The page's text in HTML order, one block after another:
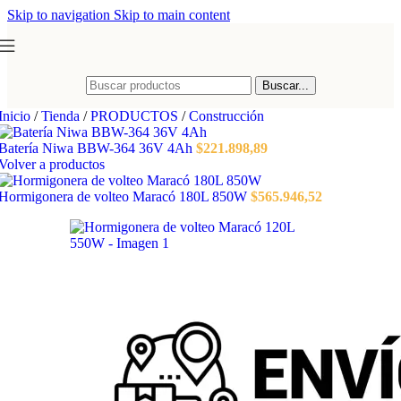
Skip to navigation Skip to main content
Buscar...
/ Tienda / PRODUCTOS / Construcción
Niwa BBW-364 36V 4Ah $221.898,89
a productos
de volteo Maracó 180L 850W $565.946,52